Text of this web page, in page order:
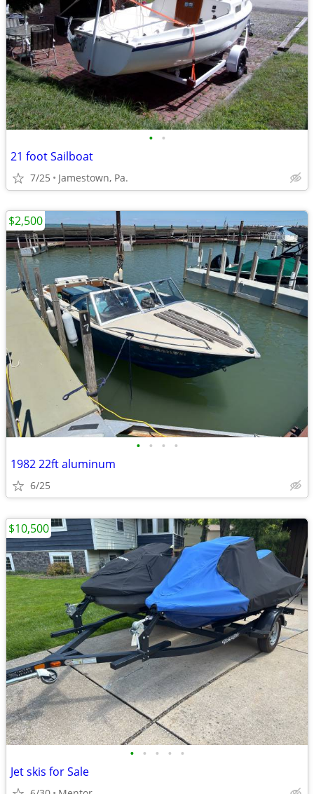
• •
21 foot Sailboat
7/25 Jamestown, Pa.
• • • •
1982 22ft aluminum
6/25
$2,500
• • • • •
Jet skis for Sale
$10,500